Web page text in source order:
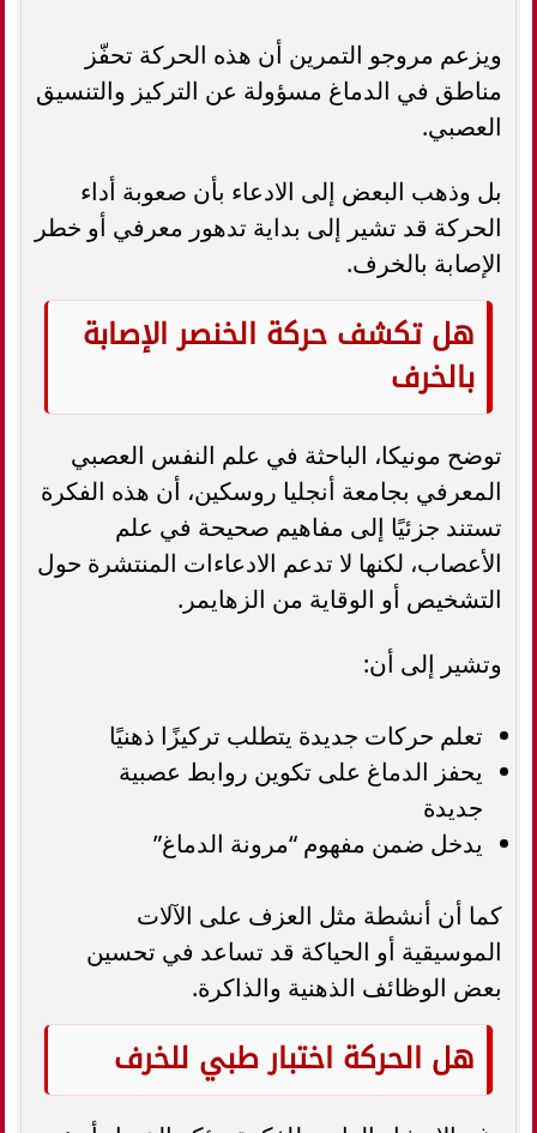
ويزعم مروجو التمرين أن هذه الحركة تحفّز
مناطق في الدماغ مسؤولة عن التركيز والتنسيق
العصبي.
بل وذهب البعض إلى الادعاء بأن صعوبة أداء
الحركة قد تشير إلى بداية تدهور معرفي أو خطر
الإصابة بالخرف.
هل تكشف حركة الخنصر الإصابة
بالخرف
توضح مونيكا، الباحثة في علم النفس العصبي
المعرفي بجامعة أنجليا روسكين، أن هذه الفكرة
تستند جزئيًا إلى مفاهيم صحيحة في علم
الأعصاب، لكنها لا تدعم الادعاءات المنتشرة حول
التشخيص أو الوقاية من الزهايمر.
وتشير إلى أن:
تعلم حركات جديدة يتطلب تركيزًا ذهنيًا
يحفز الدماغ على تكوين روابط عصبية
جديدة
يدخل ضمن مفهوم “مرونة الدماغ”
كما أن أنشطة مثل العزف على الآلات
الموسيقية أو الحياكة قد تساعد في تحسين
بعض الوظائف الذهنية والذاكرة.
هل الحركة اختبار طبي للخرف